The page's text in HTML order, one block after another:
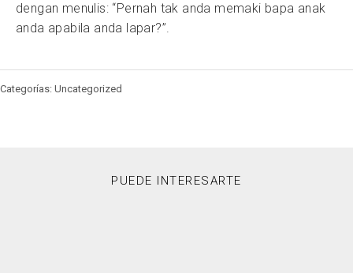
dengan menulis: “Pernah tak anda memaki bapa anak
anda apabila anda lapar?”.
Categorías: Uncategorized
PUEDE INTERESARTE